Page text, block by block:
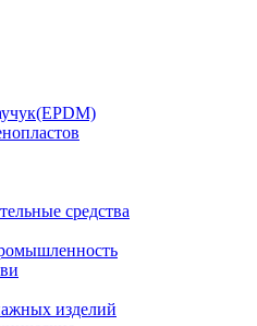
средства
изделий